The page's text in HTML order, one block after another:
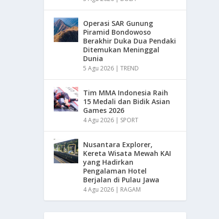
Operasi SAR Gunung
Piramid Bondowoso
Berakhir Duka Dua Pendaki
Ditemukan Meninggal
Dunia
5 Agu 2026 |TREND
Tim MMA Indonesia Raih
15 Medali dan Bidik Asian
Games 2026
4 Agu 2026 | SPORT
Nusantara Explorer,
Kereta Wisata Mewah KAI
yang Hadirkan
Pengalaman Hotel
Berjalan di Pulau Jawa
4 Agu 2026 | RAGAM